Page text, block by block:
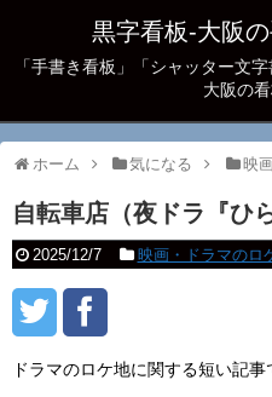
黒字看板‐大阪
「手書き看板」「シャッター文
大阪の
ホーム 気になる 映
自転車店（夜ドラ『ひ
2025/12/7 映画・ドラマのロ
ドラマのロケ地に関する短い記事